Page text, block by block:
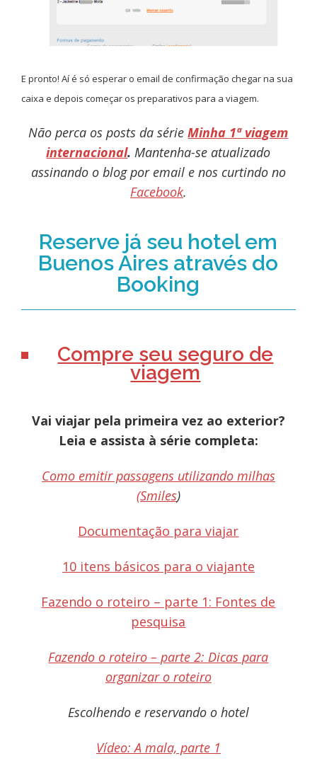
E pronto! Aí é só esperar o email de confirmação chegar na sua
caixa e depois começar os preparativos para a viagem.
Não perca os posts da sérieMinha 1ª viagem
internacional. Mantenha-se atualizado
assinando o blog por email e nos curtindo no
Facebook.
Reserve já seu hotel em
Buenos Aires através do
Booking
Compre seu seguro de
viagem
Vai viajar pela primeira vez ao exterior?
Leia e assista à série completa:
Como emitir passagens utilizando milhas
(Smiles)
Documentação para viajar
10 itens básicos para o viajante
Fazendo o roteiro – parte 1: Fontes de
pesquisa
Fazendo o roteiro – parte 2: Dicas para
organizar o roteiro
Escolhendo e reservando o hotel
Vídeo: A mala, parte 1